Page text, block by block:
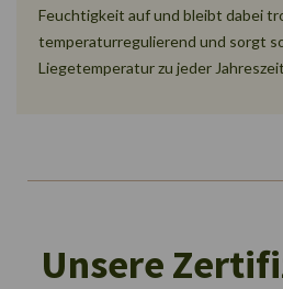
Feuchtigkeit auf und bleibt dabei
temperaturregulierend und sorgt
Liegetemperatur zu jeder
Unsere